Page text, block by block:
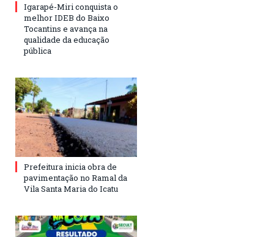
Igarapé-Miri conquista o
melhor IDEB do Baixo
Tocantins e avança na
qualidade da educação
pública
Prefeitura inicia obra de
pavimentação no Ramal da
Vila Santa Maria do Icatu